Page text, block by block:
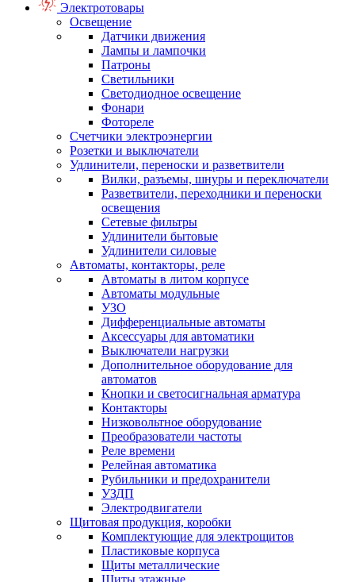
Электротовары
Освещение
Датчики движения
Лампы и лампочки
Патроны
Светильники
Светодиодное освещение
Фонари
Фотореле
Счетчики электроэнергии
Розетки и выключатели
Удлинители, переноски и разветвители
Вилки, разъемы, шнуры и переключатели
Разветвители, переходники и переноски
освещения
Сетевые фильтры
Удлинители бытовые
Удлинители силовые
Автоматы, контакторы, реле
Автоматы в литом корпусе
Автоматы модульные
УЗО
Дифференциальные автоматы
Аксессуары для автоматики
Выключатели нагрузки
Дополнительное оборудование для
автоматов
Кнопки и светосигнальная арматура
Контакторы
Низковольтное оборудование
Преобразователи частоты
Реле времени
Релейная автоматика
Рубильники и предохранители
УЗДП
Электродвигатели
Щитовая продукция, коробки
Комплектующие для электрощитов
Пластиковые корпуса
Щиты металлические
Щиты этажные